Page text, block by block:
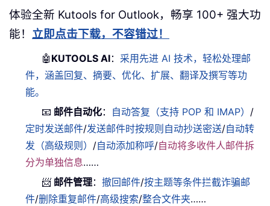
体验全新 Kutools for Outlook，畅享 100+ 强大功
能！ 立即点击下载，不容错过！
🤖 KUTOOLS AI： 采用先进 AI 技术，轻松处理邮
件，涵盖回复、摘要、优化、扩展、翻译及撰写等功
能。
📧 邮件自动化： 自动答复（支持 POP 和 IMAP） /
定时发送邮件/发送邮件时按规则自动抄送密送/自动转
发（高级规则） /自动添加称呼/自动将多收件人邮件拆
分为单独信息……
📨 邮件管理：撤回邮件/按主题等条件拦截诈骗邮
件/删除重复邮件/高级搜索/整合文件夹……